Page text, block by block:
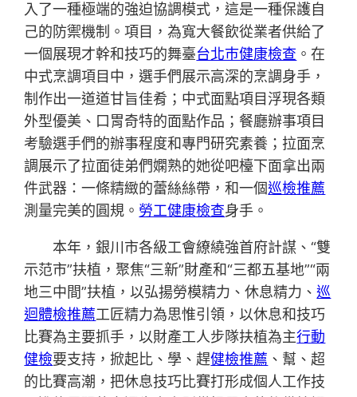
入了一種極端的強迫協調模式，這是一種保護自
己的防禦機制。項目，為寬大餐飲從業者供給了
一個展現才幹和技巧的舞臺台北巿健康檢查 。在
中式烹調項目中，選手們展示高深的烹調身手，
制作出一道道甘旨佳肴；中式面點項目浮現各類
外型優美、口胃奇特的面點作品；餐廳辦事項目
考驗選手們的辦事程度和專門研究素養；拉面烹
調展示了拉面徒弟們嫻熟的她從吧檯下面拿出兩
件武器：一條精緻的蕾絲絲帶，和一個巡檢推薦
測量完美的圓規。 勞工健康檢查身手。
本年，銀川市各級工會繚繞強首府計謀、“雙
示范市”扶植，聚焦“三新”財產和“三都五基地”“兩
地三中間”扶植，以弘揚勞模精力、休息精力、巡
迴體檢推薦工匠精力為思惟引領，以休息和技巧
比賽為主要抓手，以財產工人步隊扶植為主行動
健檢要支持，掀起比、學、趕健檢推薦 、幫、超
的比賽高潮，把休息技巧比賽打形成個人工作技